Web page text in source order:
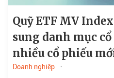
Quỹ ETF MV
sung danh mục
nhiều cổ phiếu
Doanh nghiệp